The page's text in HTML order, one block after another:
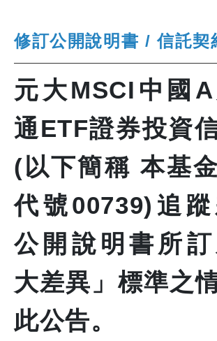
修訂公開說明書 / 信託契
元大MSCI中國
通ETF證券投資
(以下簡稱 本基
代號00739)追
公開說明書所
大差異」標準之
此公告。